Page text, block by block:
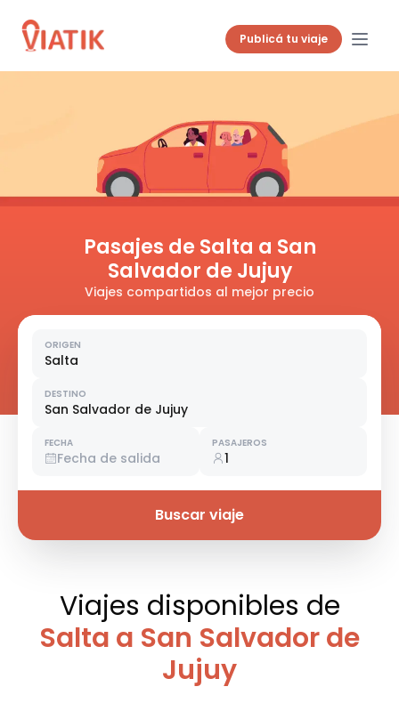
Publicá tu viaje
Pasajes de Salta a San
Salvador de Jujuy
Viajes compartidos al mejor precio
ORIGEN
Salta
DESTINO
San Salvador de Jujuy
FECHA
Fecha de salida
PASAJEROS
1
Buscar viaje
Viajes disponibles de
Salta a San Salvador de
Jujuy